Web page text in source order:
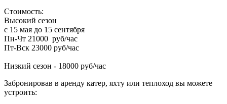
Стоимость:
Высокий сезон
с 15 мая до 15 сентября
Пн-Чт 21000 руб/час
Пт-Вск 23000 руб/час
Низкий сезон - 18000 руб/час
Забронировав в аренду катер, яхту или теплоход вы можете
устроить: